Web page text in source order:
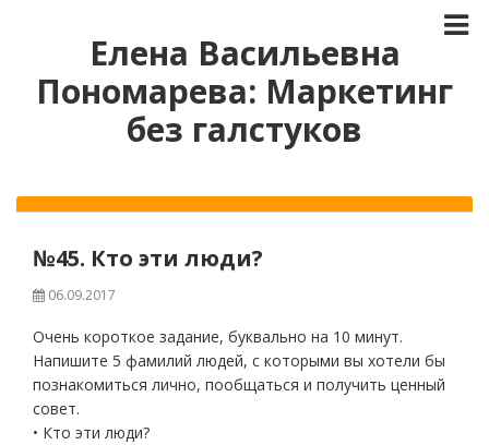
Елена Васильевна
Пономарева: Маркетинг
без галстуков
№45. Кто эти люди?
06.09.2017
Очень короткое задание, буквально на 10 минут.
Напишите 5 фамилий людей, с которыми вы хотели бы
познакомиться лично, пообщаться и получить ценный
совет.
• Кто эти люди?